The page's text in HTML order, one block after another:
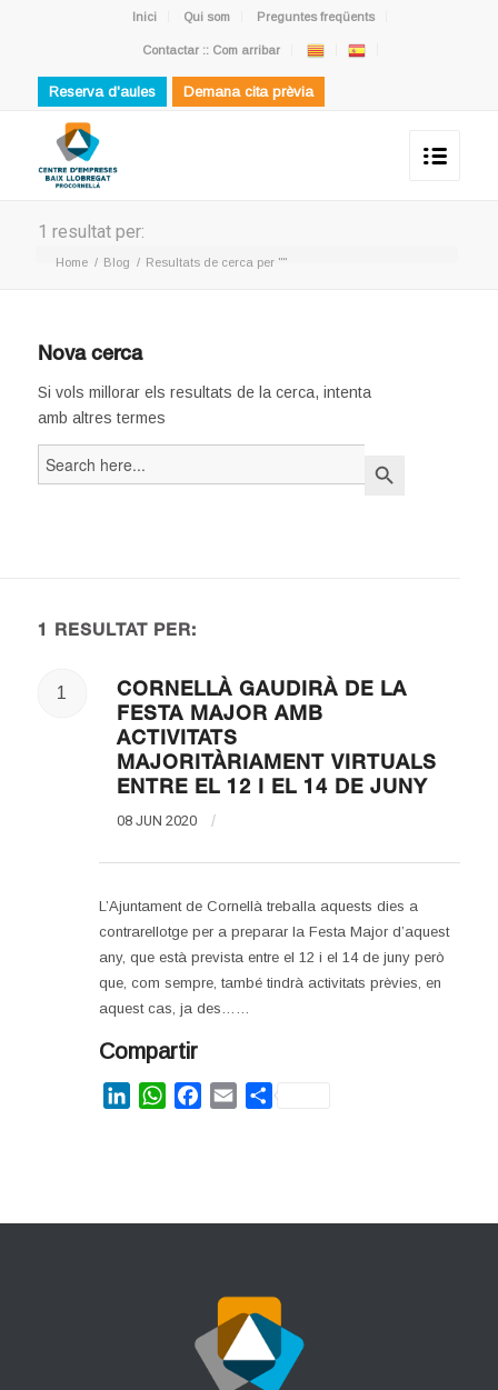
Inici Qui som Preguntes freqüents
Contactar :: Com arribar
Reserva d'aules Demana cita prèvia
1 resultat per:
Home / Blog / Resultats de cerca per ""
Nova cerca
Si vols millorar els resultats de la cerca, intenta
amb altres termes
Search
for:
1 RESULTAT PER:
1
CORNELLÀ GAUDIRÀ DE LA
FESTA MAJOR AMB
ACTIVITATS
MAJORITÀRIAMENT VIRTUALS
ENTRE EL 12 I EL 14 DE JUNY
08 JUN 2020 /
L’Ajuntament de Cornellà treballa aquests dies a
contrarellotge per a preparar la Festa Major d’aquest
any, que està prevista entre el 12 i el 14 de juny però
que, com sempre, també tindrà activitats prèvies, en
aquest cas, ja des……
Compartir
LinkedInWhatsAppFacebook
EmailShare